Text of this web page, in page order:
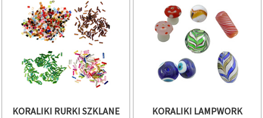
KORALIKI RURKI SZKLANE KORALIKI LAMPWORK